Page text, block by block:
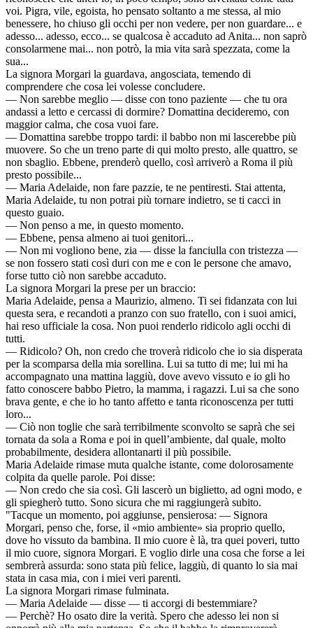
voi. Pigra, vile, egoista, ho pensato soltanto a me stessa, al mio
benessere, ho chiuso gli occhi per non vedere, per non guardare... e
adesso... adesso, ecco... se qualcosa è accaduto ad Anita... non saprò
consolarmene mai... non potrò, la mia vita sarà spezzata, come la
sua...
La signora Morgari la guardava, angosciata, temendo di
comprendere che cosa lei volesse concludere.
— Non sarebbe meglio — disse con tono paziente — che tu ora
andassi a letto e cercassi di dormire? Domattina decideremo, con
maggior calma, che cosa vuoi fare.
— Domattina sarebbe troppo tardi: il babbo non mi lascerebbe più
muovere. So che un treno parte di qui molto presto, alle quattro, se
non sbaglio. Ebbene, prenderò quello, così arriverò a Roma il più
presto possibile...
— Maria Adelaide, non fare pazzie, te ne pentiresti. Stai attenta,
Maria Adelaide, tu non potrai più tornare indietro, se ti cacci in
questo guaio.
— Non penso a me, in questo momento.
— Ebbene, pensa almeno ai tuoi genitori...
— Non mi vogliono bene, zia — disse la fanciulla con tristezza —
se non fossero stati così duri con me e con le persone che amavo,
forse tutto ciò non sarebbe accaduto.
La signora Morgari la prese per un braccio:
Maria Adelaide, pensa a Maurizio, almeno. Ti sei fidanzata con lui
questa sera, e recandoti a pranzo con suo fratello, con i suoi amici,
hai reso ufficiale la cosa. Non puoi renderlo ridicolo agli occhi di
tutti.
— Ridicolo? Oh, non credo che troverà ridicolo che io sia disperata
per la scomparsa della mia sorellina. Lui sa tutto di me; lui mi ha
accompagnato una mattina laggiù, dove avevo vissuto e io gli ho
fatto conoscere babbo Pietro, la mamma, i ragazzi. Lui sa che sono
brava gente, e che io ho tanto affetto e tanta riconoscenza per tutti
loro...
— Ciò non toglie che sarà terribilmente sconvolto se saprà che sei
tornata da sola a Roma e poi in quell’ambiente, dal quale, molto
probabilmente, desidera allontanarti il più possibile.
Maria Adelaide rimase muta qualche istante, come dolorosamente
colpita da quelle parole. Poi disse:
— Non credo che sia così. Gli lascerò un biglietto, ad ogni modo, e
gli spiegherò tutto. Sono sicura che mi raggiungerà subito.
"Tacque un momento, poi aggiunse, pensierosa: — Signora
Morgari, penso che, forse, il «mio ambiente» sia proprio quello,
dove ho vissuto da bambina. Il mio cuore è là, tra quei poveri, tutto
il mio cuore, signora Morgari. E voglio dirle una cosa che forse a lei
sembrerà assurda: sono stata più felice, laggiù, di quanto lo sia mai
stata in casa mia, con i miei veri parenti.
La signora Morgari rimase fulminata.
— Maria Adelaide — disse — ti accorgi di bestemmiare?
— Perchè? Ho osato dire la verità. Spero che adesso lei non si